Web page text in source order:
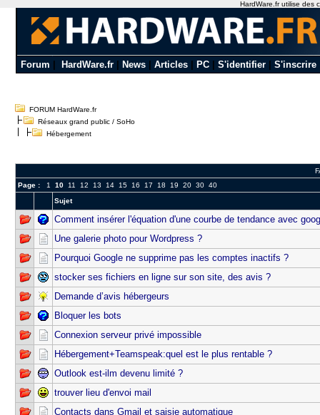
Forum HardWare.fr| News| Articles| PC| S'identifier| S'inscrire
FORUM HardWare.fr
Réseaux grand public / SoHo
Hébergement
Page :
1 10 11 12 13 14 15 16 17 18 19 20 30 40
Sujet
Comment insérer l'équation d'une courbe de tendance avec
Une galerie photo pour Wordpress ?
Pourquoi Google ne supprime pas les comptes inactifs ?
stocker ses fichiers en ligne sur son site, des avis ?
Demande d’avis hébergeurs
Bloquer les bots
Connexion serveur privé impossible
Hébergement+Teamspeak:quel est le plus rentable ?
Outlook est-ilm devenu limité ?
trouver lieu d'envoi mail
Contacts dans Gmail et saisie automatique
HardWare.fr utilise des